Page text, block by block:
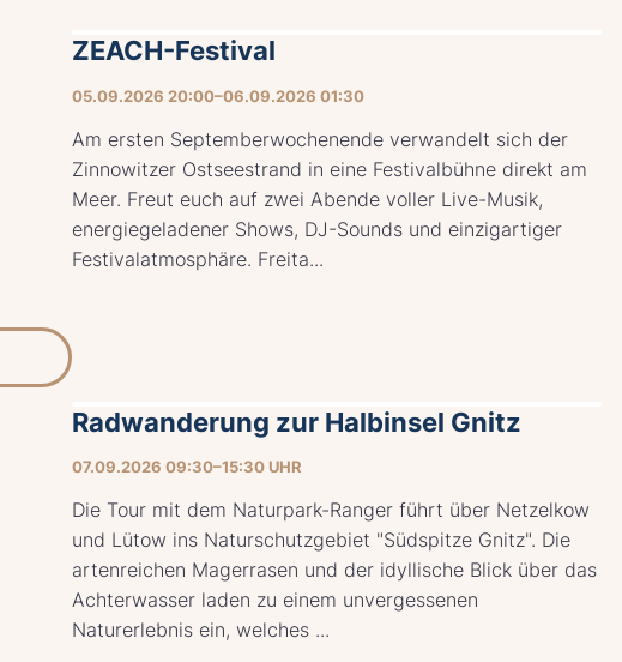
05.09.2026 20:00–06.09.2026 01:30
ZEACH-Festival
Am ersten Septemberwochenende verwandelt sich der
Zinnowitzer Ostseestrand in eine Festivalbühne direkt am
Meer. Freut euch auf zwei Abende voller Live-Musik,
energiegeladener Shows, DJ-Sounds und einzigartiger
Festivalatmosphäre. Freita...
07.09.2026 09:30–15:30 UHR
Radwanderung zur Halbinsel Gnitz
Die Tour mit dem Naturpark-Ranger führt über Netzelkow
und Lütow ins Naturschutzgebiet "Südspitze Gnitz". Die
artenreichen Magerrasen und der idyllische Blick über das
Achterwasser laden zu einem unvergessenen
Naturerlebnis ein, welches ...